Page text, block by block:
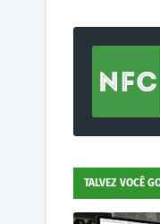
TALVEZ VOCÊ